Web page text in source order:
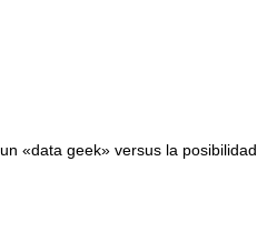
«data geek» versus la posibilidad